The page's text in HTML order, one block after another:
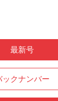
最新号
ックナンバー